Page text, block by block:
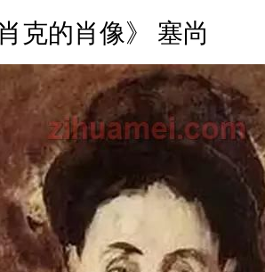
肖克的肖像》 塞尚